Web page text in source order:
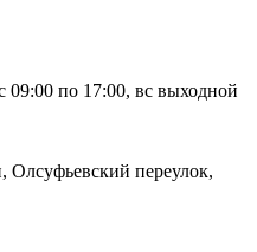
09:00 по 17:00, вс выходной
переулок,